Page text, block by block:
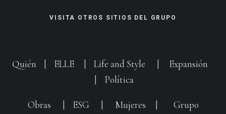
VISITA OTROS SITIOS DEL GRUPO
Quién ELLE Life and Style
Expansión
Política
Obras ESG Mujeres
Grupo